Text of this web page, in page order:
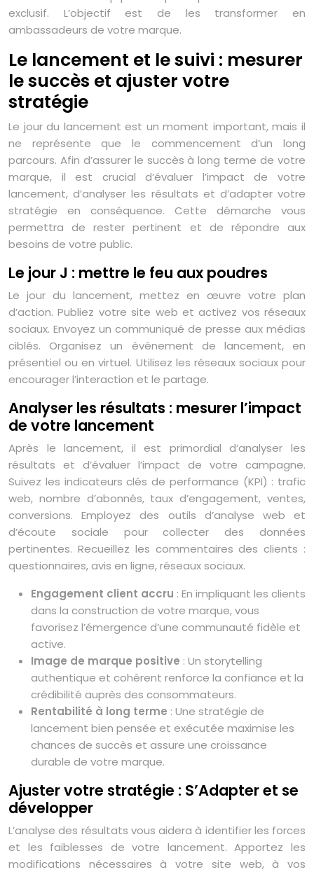
exclusif. L’objectif est de les transformer en
ambassadeurs de votre marque.
Le lancement et le suivi : mesurer
le succès et ajuster votre
stratégie
Le jour du lancement est un moment important, mais il
ne représente que le commencement d’un long
parcours. Afin d’assurer le succès à long terme de votre
marque, il est crucial d’évaluer l’impact de votre
lancement, d’analyser les résultats et d’adapter votre
stratégie en conséquence. Cette démarche vous
permettra de rester pertinent et de répondre aux
besoins de votre public.
Le jour J : mettre le feu aux poudres
Le jour du lancement, mettez en œuvre votre plan
d’action. Publiez votre site web et activez vos réseaux
sociaux. Envoyez un communiqué de presse aux médias
ciblés. Organisez un événement de lancement, en
présentiel ou en virtuel. Utilisez les réseaux sociaux pour
encourager l’interaction et le partage.
Analyser les résultats : mesurer l’impact
de votre lancement
Après le lancement, il est primordial d’analyser les
résultats et d’évaluer l’impact de votre campagne.
Suivez les indicateurs clés de performance (KPI) : trafic
web, nombre d’abonnés, taux d’engagement, ventes,
conversions. Employez des outils d’analyse web et
d’écoute sociale pour collecter des données
pertinentes. Recueillez les commentaires des clients :
questionnaires, avis en ligne, réseaux sociaux.
Engagement client accru : En impliquant les clients
dans la construction de votre marque, vous
favorisez l’émergence d’une communauté fidèle et
active.
Image de marque positive : Un storytelling
authentique et cohérent renforce la confiance et la
crédibilité auprès des consommateurs.
Rentabilité à long terme : Une stratégie de
lancement bien pensée et exécutée maximise les
chances de succès et assure une croissance
durable de votre marque.
Ajuster votre stratégie : S’Adapter et se
développer
L’analyse des résultats vous aidera à identifier les forces
et les faiblesses de votre lancement. Apportez les
modifications nécessaires à votre site web, à vos